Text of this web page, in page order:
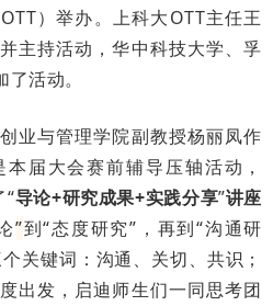
）举办。上科大OTT主任王
主持活动，华中科技大学、孚
活动。
业与管理学院副教授杨丽凤作
届大会赛前辅导压轴活动，
“导论+研究成果+实践分享”讲座
”到“态度研究”，再到“沟通研
关键词：沟通、关切、共识；
出发，启迪师生们一同思考团